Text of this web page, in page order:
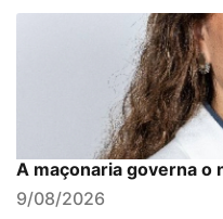
A maçonaria governa o
9/08/2026